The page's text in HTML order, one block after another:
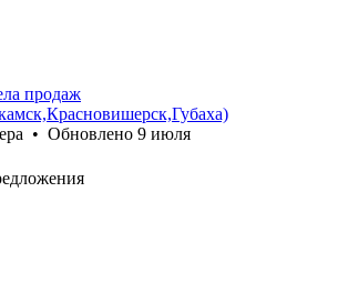
продаж
• Обновлено 9 июля